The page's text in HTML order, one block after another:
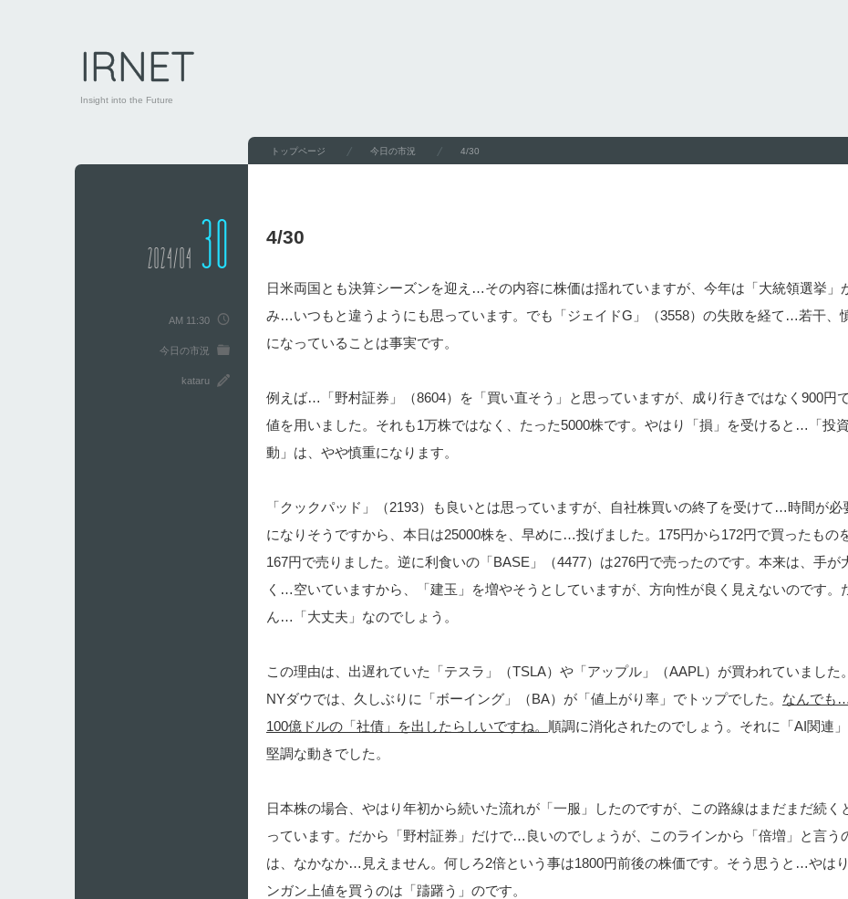
IRNET
Insight into the Future
トップページ 今日の市況 4/30
4/30
2024/04 30
AM 11:30
今日の市況
kataru
日米両国とも決算シーズンを迎え…その内容に株価は揺れていますが、今年は「大統領選挙」
み…いつもと違うようにも思っています。でも「ジェイドG」（3558）の失敗を経て…若干、
になっていることは事実です。
例えば…「野村証券」（8604）を「買い直そう」と思っていますが、成り行きではなく900円
値を用いました。それも1万株ではなく、たった5000株です。やはり「損」を受けると…「投
動」は、やや慎重になります。
「クックパッド」（2193）も良いとは思っていますが、自社株買いの終了を受けて…時間が必
になりそうですから、本日は25000株を、早めに…投げました。175円から172円で買ったもの
167円で売りました。逆に利食いの「BASE」（4477）は276円で売ったのです。本来は、手が
く…空いていますから、「建玉」を増やそうとしていますが、方向性が良く見えないのです。
ん…「大丈夫」なのでしょう。
この理由は、出遅れていた「テスラ」（TSLA）や「アップル」（AAPL）が買われていました。
NYダウでは、久しぶりに「ボーイング」（BA）が「値上がり率」でトップでした。 なんでも…
100億ドルの「社債」を出したらしいですね。 順調に消化されたのでしょう。それに「AI関連
堅調な動きでした。
日本株の場合、やはり年初から続いた流れが「一服」したのですが、この路線はまだまだ続く
っています。だから「野村証券」だけで…良いのでしょうが、このラインから「倍増」と言う
は、なかなか…見えません。何しろ2倍という事は1800円前後の株価です。そう思うと…やは
ンガン上値を買うのは「躊躇う」のです。